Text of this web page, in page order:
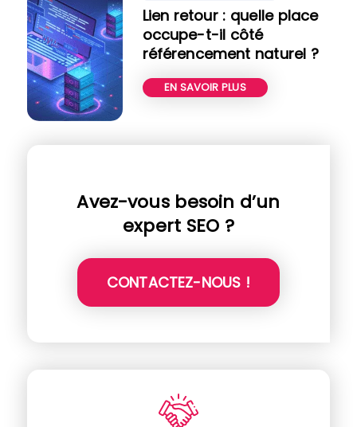
Lien retour : quelle place
occupe-t-il côté
référencement naturel ?
EN SAVOIR PLUS
Avez-vous besoin d’un
expert SEO ?
CONTACTEZ-NOUS !